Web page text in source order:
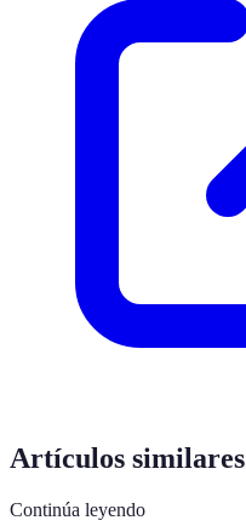
Artículos similares
Continúa leyendo